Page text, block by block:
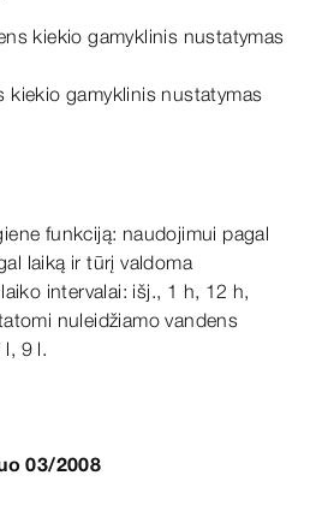
kiekio gamyklinis nustatymas
kiekio gamyklinis nustatymas
funkciją: naudojimui pagal
laiką ir tūrį valdoma
intervalai: išj., 1 h, 12 h,
nuleidžiamo vandens
l, 9 l.
03/2008